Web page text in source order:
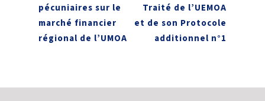
pécuniaires sur le
marché financier
régional de l’UMOA
Traité de l’UEMOA
et de son Protocole
additionnel n°1